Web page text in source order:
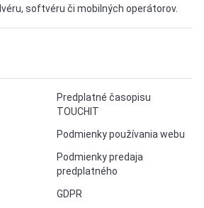
softvéru či mobilných operátorov.
Predplatné časopisu
TOUCHIT
Podmienky používania webu
Podmienky predaja
predplatného
GDPR